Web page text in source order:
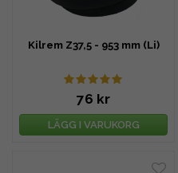
Kilrem Z37,5 - 953 mm (Li)
76 kr
LÄGG I VARUKORG